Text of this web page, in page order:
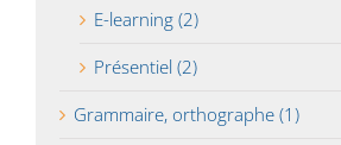
E-learning (2)
Présentiel (2)
Grammaire, orthographe (1)